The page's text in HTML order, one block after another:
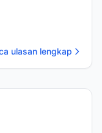
ulasan lengkap